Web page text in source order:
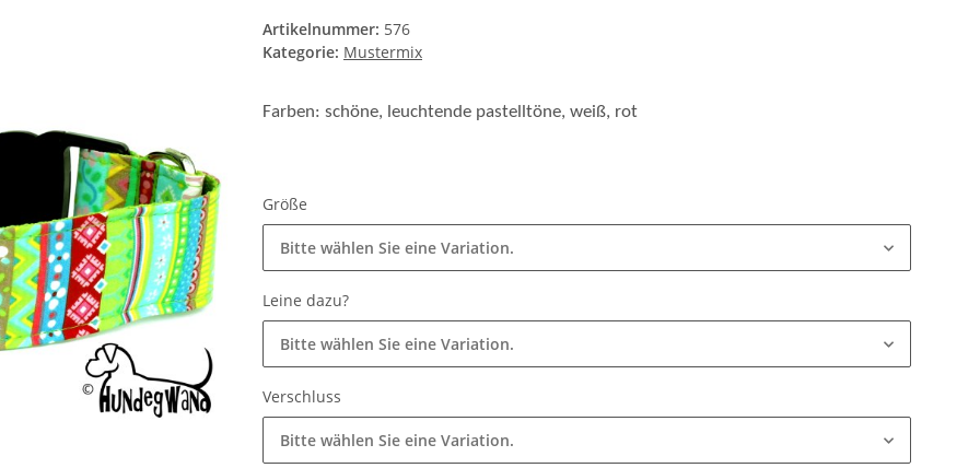
Artikelnummer: 576
Kategorie: Mustermix
Farben: schöne, leuchtende pastelltöne, weiß, rot
Größe
Bitte wählen Sie eine Variation.
Leine dazu?
Bitte wählen Sie eine Variation.
Verschluss
Bitte wählen Sie eine Variation.